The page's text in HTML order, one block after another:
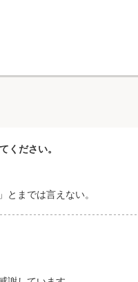
ください。
までは言えない。